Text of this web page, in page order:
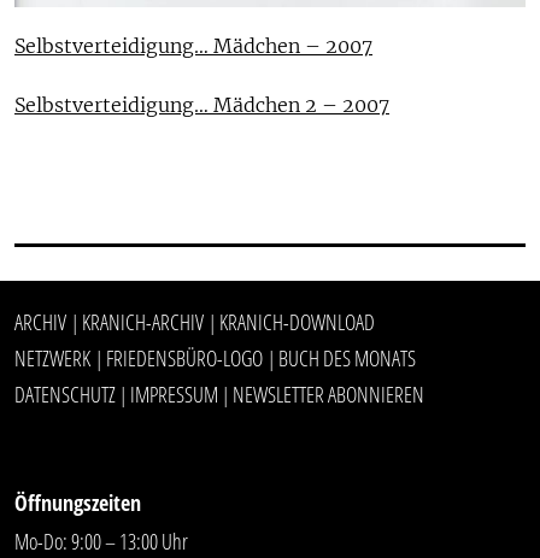
Selbstverteidigung… Mädchen – 2007
Selbstverteidigung… Mädchen 2 – 2007
ARCHIV | KRANICH-ARCHIV | KRANICH-DOWNLOAD
NETZWERK | FRIEDENSBÜRO-LOGO | BUCH DES MONATS
DATENSCHUTZ | IMPRESSUM | NEWSLETTER ABONNIEREN
Öffnungszeiten
Mo-Do: 9:00 – 13:00 Uhr